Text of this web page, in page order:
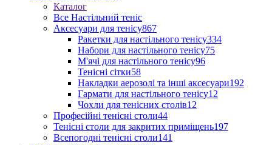
Каталог
Все Настільний теніс
Аксесуари для тенісу867
Ракетки для настільного тенісу334
Набори для настільного тенісу75
М'ячі для настільного тенісу96
Тенісні сітки58
Накладки аерозолі та інші аксесуари192
Гармати для настільного тенісу12
Чохли для тенісних столів12
Професійні тенісні столи44
Тенісні столи для закритих приміщень197
Всепогодні тенісні столи141